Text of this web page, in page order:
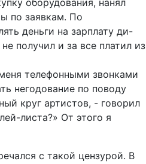
оборудования, нанял
по заявкам. По
деньги на зарплату ди-
получил и за все платил из
телефонными звонками
негодование по поводу
круг артистов, - говорил
листа?» От этого я
с такой цензурой. В